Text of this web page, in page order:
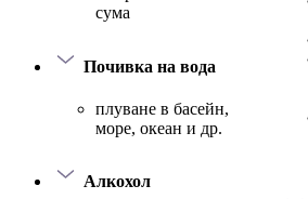
сума
Почивка на вода
плуване в басейн,
море, океан и др.
Алкохол